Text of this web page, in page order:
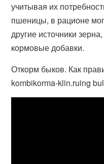
учитывая их
пшеницы, в рационе
другие источники
кормовые добавки.
Откорм быков. Как
kombikorma-klin.ruing